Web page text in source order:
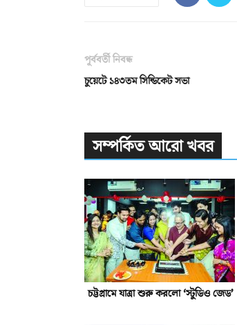
পূর্ববর্তী নিবন্ধ
চুয়েটে ১৪৩তম সিন্ডিকেট সভা
সম্পর্কিত আরো খবর
চট্টগ্রামে যাত্রা শুরু করলো ‘স্টুডিও জেড’